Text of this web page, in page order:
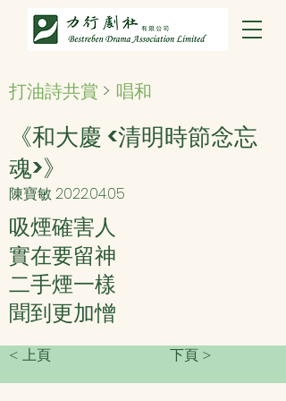
打油詩共賞 > 唱和
《和大慶 <清明時節念忘
魂>》
陳寶敏2022.04.05
吸煙確害人
實在要留神
二手煙一樣
聞到更加憎
< 上頁 下頁 >